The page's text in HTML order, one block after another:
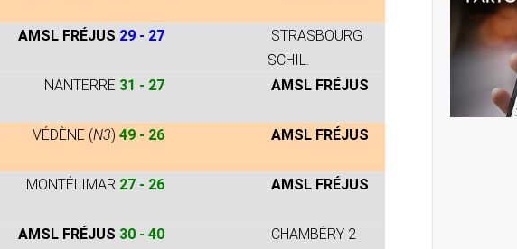
AMSL FRÉJUS 29 - 27
STRASBOURG
SCHIL.
NANTERRE 31 - 27 AMSL FRÉJUS
VÉDÈNE (N3) 49 - 26 AMSL FRÉJUS
MONTÉLIMAR 27 - 26 AMSL FRÉJUS
AMSL FRÉJUS 30 - 40 CHAMBÉRY 2